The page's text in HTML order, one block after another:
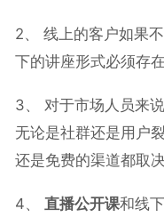
2、 线上的客户如果
下的讲座形式必须存
3、 对于市场人员来
无论是社群还是用户
还是免费的渠道都取
4、 直播公开课和线